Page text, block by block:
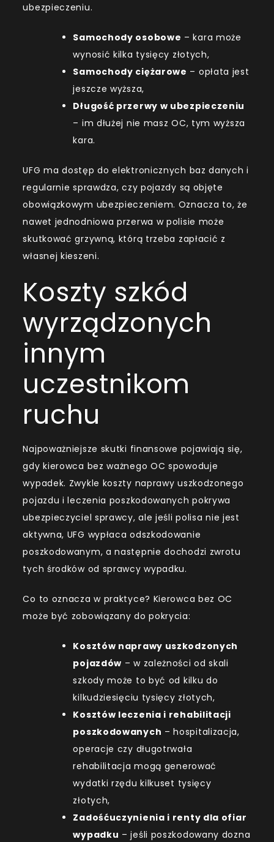
ubezpieczeniu.
Samochody osobowe – kara może
wynosić kilka tysięcy złotych,
Samochody ciężarowe – opłata jest
jeszcze wyższa,
Długość przerwy w ubezpieczeniu
– im dłużej nie masz OC, tym wyższa
kara.
UFG ma dostęp do elektronicznych baz danych i
regularnie sprawdza, czy pojazdy są objęte
obowiązkowym ubezpieczeniem. Oznacza to, że
nawet jednodniowa przerwa w polisie może
skutkować grzywną, którą trzeba zapłacić z
własnej kieszeni.
Koszty szkód
wyrządzonych
innym
uczestnikom
ruchu
Najpoważniejsze skutki finansowe pojawiają się,
gdy kierowca bez ważnego OC spowoduje
wypadek. Zwykle koszty naprawy uszkodzonego
pojazdu i leczenia poszkodowanych pokrywa
ubezpieczyciel sprawcy, ale jeśli polisa nie jest
aktywna, UFG wypłaca odszkodowanie
poszkodowanym, a następnie dochodzi zwrotu
tych środków od sprawcy wypadku.
Co to oznacza w praktyce? Kierowca bez OC
może być zobowiązany do pokrycia:
Kosztów naprawy uszkodzonych
pojazdów – w zależności od skali
szkody może to być od kilku do
kilkudziesięciu tysięcy złotych,
Kosztów leczenia i rehabilitacji
poszkodowanych – hospitalizacja,
operacje czy długotrwała
rehabilitacja mogą generować
wydatki rzędu kilkuset tysięcy
złotych,
Zadośćuczynienia i renty dla ofiar
wypadku – jeśli poszkodowany dozna